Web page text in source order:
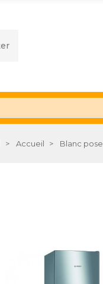
Accueil Blanc